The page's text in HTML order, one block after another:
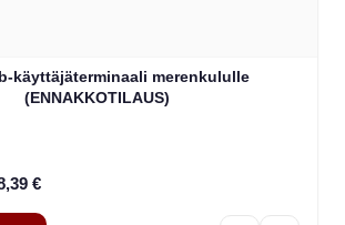
käyttäjäterminaali merenkululle
(ENNAKKOTILAUS)
€